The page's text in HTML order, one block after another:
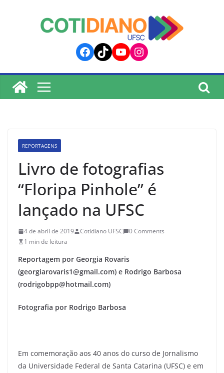
Facebook
TikTokYouTube
Instagram
REPORTAGENS
Livro de fotografias
“Floripa Pinhole” é
lançado na UFSC
4 de abril de 2019 Cotidiano UFSC
0 Comments
1 min de leitura
Reportagem por Georgia Rovaris
(georgiarovaris1@gmail.com) e Rodrigo Barbosa
(rodrigobpp@hotmail.com)
Fotografia por Rodrigo Barbosa
Em comemoração aos 40 anos do curso de Jornalismo
da Universidade Federal de Santa Catarina (UFSC) e em